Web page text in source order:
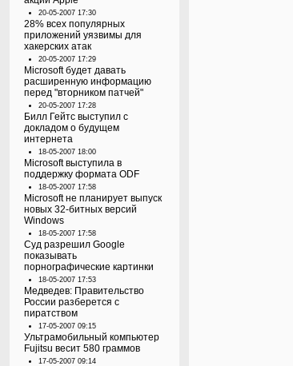
20-05-2007 17:30
28% всех популярных
приложений уязвимы для
хакерских атак
20-05-2007 17:29
Microsoft будет давать
расширенную информацию
перед "вторником патчей"
20-05-2007 17:28
Билл Гейтс выступил с
докладом о будущем
интернета
18-05-2007 18:00
Microsoft выступила в
поддержку формата ODF
18-05-2007 17:58
Microsoft не планирует выпуск
новых 32-битных версий
Windows
18-05-2007 17:58
Суд разрешил Google
показывать
порнографические картинки
18-05-2007 17:53
Медведев: Правительство
России разберется с
пиратством
17-05-2007 09:15
Ультрамобильный компьютер
Fujitsu весит 580 граммов
17-05-2007 09:14